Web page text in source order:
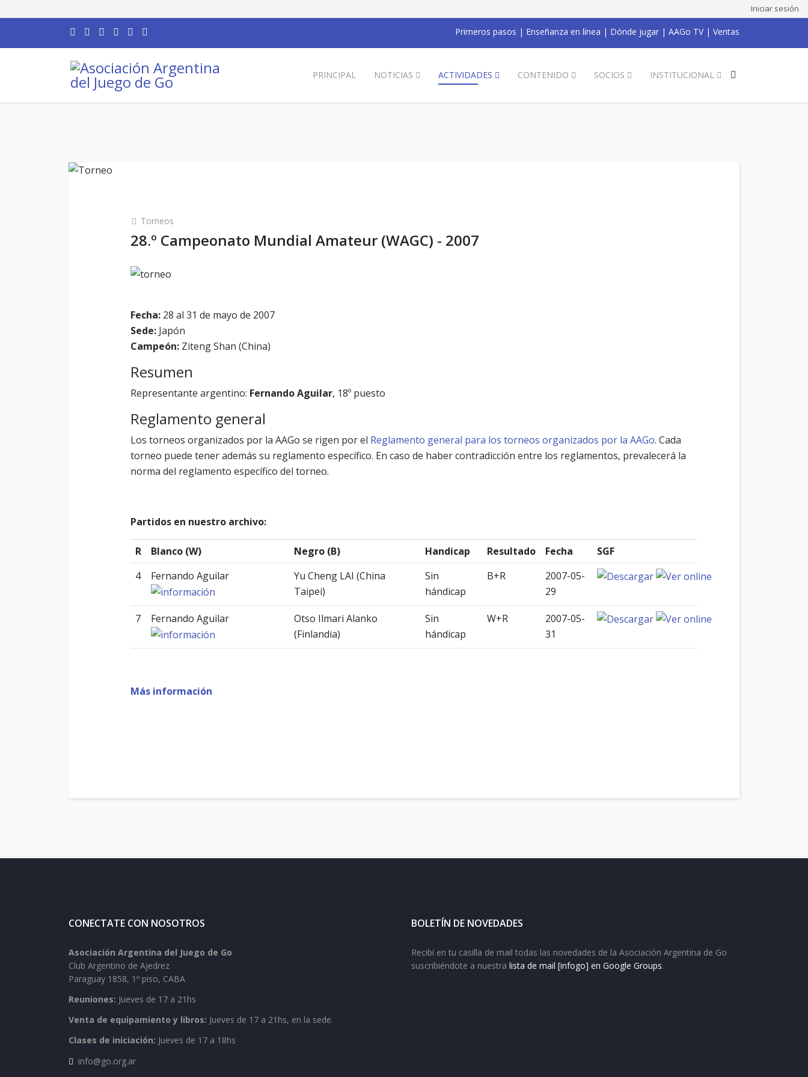
Iniciar sesión
Primeros pasos | Enseñanza en línea | Dónde jugar | AAGo TV| Ventas
PRINCIPAL NOTICIAS ACTIVIDADES CONTENIDO SOCIOS INSTITUCIONAL
Torneos
28.º Campeonato Mundial Amateur (WAGC) - 2007
Fecha: 28 al 31 de mayo de 2007
Sede: Japón
Campeón: Ziteng Shan (China)
Resumen
Representante argentino: Fernando Aguilar, 18º puesto
Reglamento general
Los torneos organizados por la AAGo se rigen por el Reglamento general para los torneos organizados por la AAGo. Cada
torneo puede tener además su reglamento específico. En caso de haber contradicción entre los reglamentos, prevalecerá la
norma del reglamento específico del torneo.
Partidos en nuestro archivo:
R Blanco (W) Negro (B) Handicap Resultado Fecha
SGF
4
Fernando Aguilar
Yu Cheng LAI (China
Taipei)
Sin
hándicap
B+R
2007-05-
29
7 Fernando Aguilar
Otso Ilmari Alanko
(Finlandia)
Sin
hándicap
W+R
2007-05-
31
Más información
CONECTATE CON NOSOTROS
Asociación Argentina del Juego de Go
Club Argentino de Ajedrez
Paraguay 1858, 1º piso, CABA
Reuniones: Jueves de 17 a 21hs
Venta de equipamiento y libros: Jueves de 17 a 21hs, en la sede.
Clases de iniciación: Jueves de 17 a 18hs
info@go.org.ar
BOLETÍN DE NOVEDADES
Recibí en tu casilla de mail todas las novedades de la Asociación Argentina de Go
suscribiéndote a nuestra lista de mail [infogo] en Google Groups.